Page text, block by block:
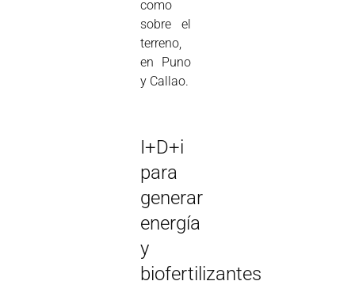
como
sobre el
terreno,
en Puno
y Callao.
I+D+i
para
generar
energía
y
biofertilizantes